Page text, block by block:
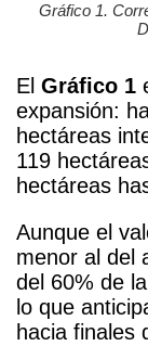
Gráfico 1.
El Gráfico 1
expansión:
hectáreas
119
hectáreas
Aunque el
menor al del
del 60% de
lo que
hacia finales